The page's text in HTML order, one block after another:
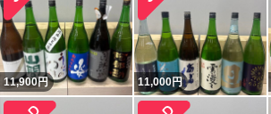
11,900円 11,000円